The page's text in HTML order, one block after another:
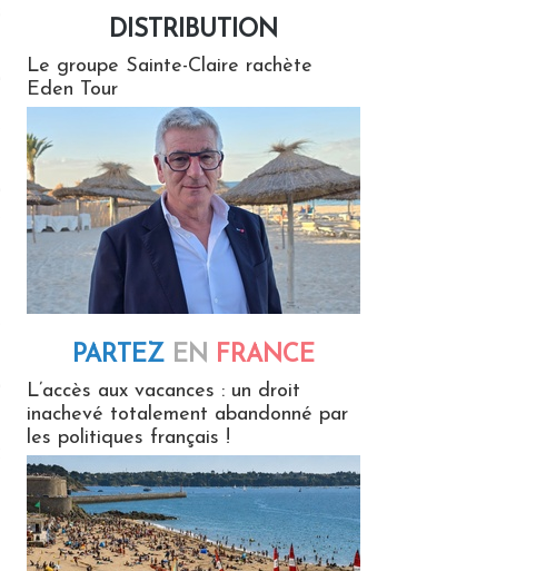
DISTRIBUTION
Le groupe Sainte-Claire rachète
Eden Tour
PARTEZ EN FRANCE
L’accès aux vacances : un droit
inachevé totalement abandonné par
les politiques français !